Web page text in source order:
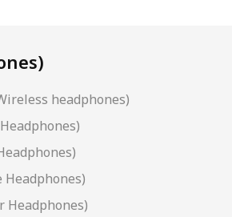
headphones)
Headphones)
Headphones)